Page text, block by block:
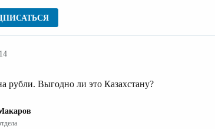
Новости Казахстана
рубли. Выгодно ли это Казахстану?